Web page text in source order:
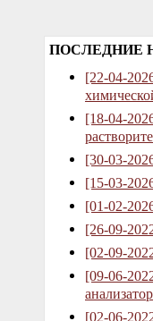
ПОСЛЕДНИЕ
[22-04-
[18-04-
[30-03-
[15-03-
[01-02-
[26-09-
[02-09-
[09-06-
[02-06-